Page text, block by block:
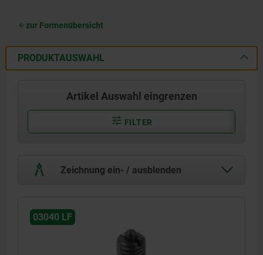
zur Formenübersicht
PRODUKTAUSWAHL
Artikel Auswahl eingrenzen
FILTER
Zeichnung ein- / ausblenden
03040 LF